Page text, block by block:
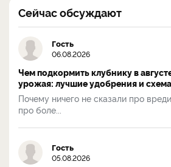
Сейчас обсуждают
Гость
06.08.2026
Чем подкормить клубнику в
урожая: лучшие удобрения и
Почему ничего не сказали про
про боле...
Гость
05.08.2026